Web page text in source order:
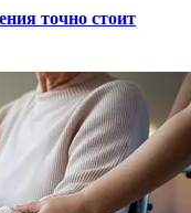
точно стоит